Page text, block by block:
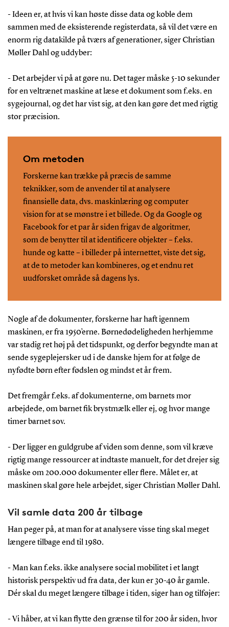
- Ideen er, at hvis vi kan høste disse data og koble dem
sammen med de eksisterende registerdata, så vil det være en
enorm rig datakilde på tværs af generationer, siger Christian
Møller Dahl og uddyber:
- Det arbejder vi på at gøre nu. Det tager måske 5-10 sekunder
for en veltrænet maskine at læse et dokument som f.eks. en
sygejournal, og det har vist sig, at den kan gøre det med rigtig
stor præcision.
Om metoden
Forskerne kan trække på præcis de samme
teknikker, som de anvender til at analysere
finansielle data, dvs. maskinlæring og computer
vision for at se mønstre i et billede. Og da Google og
Facebook for et par år siden frigav de algoritmer,
som de benytter til at identificere objekter – f.eks.
hunde og katte – i billeder på internettet, viste det sig,
at de to metoder kan kombineres, og et endnu ret
uudforsket område så dagens lys.
Nogle af de dokumenter, forskerne har haft igennem
maskinen, er fra 1950’erne. Børnedødeligheden herhjemme
var stadig ret høj på det tidspunkt, og derfor begyndte man at
sende sygeplejersker ud i de danske hjem for at følge de
nyfødte børn efter fødslen og mindst et år frem.
Det fremgår f.eks. af dokumenterne, om barnets mor
arbejdede, om barnet fik brystmælk eller ej, og hvor mange
timer barnet sov.
- Der ligger en guldgrube af viden som denne, som vil kræve
rigtig mange ressourcer at indtaste manuelt, for det drejer sig
måske om 200.000 dokumenter eller flere. Målet er, at
maskinen skal gøre hele arbejdet, siger Christian Møller Dahl.
Vil samle data 200 år tilbage
Han peger på, at man for at analysere visse ting skal meget
længere tilbage end til 1980.
- Man kan f.eks. ikke analysere social mobilitet i et langt
historisk perspektiv ud fra data, der kun er 30-40 år gamle.
Dér skal du meget længere tilbage i tiden, siger han og tilføjer:
- Vi håber, at vi kan flytte den grænse til for 200 år siden, hvor